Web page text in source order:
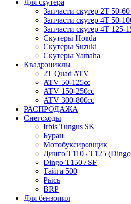
Для скутера
Запчасти скутер 2Т 50-60
Запчасти скутер 4Т 50-
Запчасти скутер 4Т 125-
Скутеры Honda
Скутеры Suzuki
Скутеры Yamaha
Квадроциклы
2T Quad ATV
ATV 50-125cc
ATV 150-250cc
ATV 300-800cc
РАСПРОДАЖА
Снегоходы
Irbis Tungus SK
Буран
Мотобуксировщик
Динго T110 / T125
Dingo T150 / SF
Тайга 500
Рысь
BRP
Для бензопил